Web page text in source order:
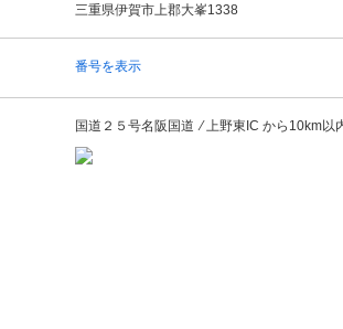
三重県伊賀市上郡大峯1338
番号を表示
国道２５号名阪国道 ⁄ 上野東IC から10km以